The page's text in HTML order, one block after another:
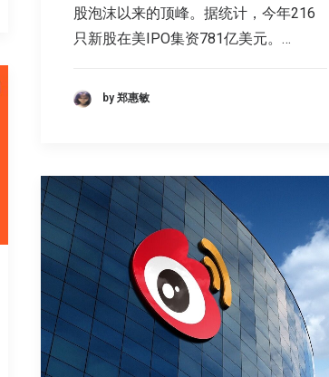
股泡沫以来的顶峰。据统计，今年216
只新股在美IPO集资781亿美元。…
by 郑惠敏